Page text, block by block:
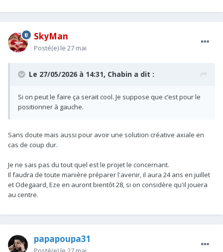
SkyMan
Posté(e) le 27 mai
Le 27/05/2026 à 14:31, Chabin a dit :
Si on peut le faire ça serait cool. Je suppose que c’est pour le
positionner à gauche.
Sans doute mais aussi pour avoir une solution créative axiale en
cas de coup dur.
Je ne sais pas du tout quel est le projet le concernant.
Il faudra de toute manière préparer l'avenir, il aura 24 ans en juillet
et Odegaard, Eze en auront bientôt 28, si on considère qu'il jouera
au centre.
papapoupa31